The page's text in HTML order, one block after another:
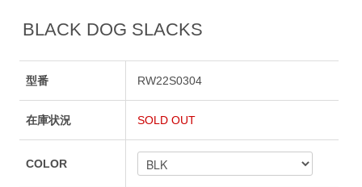
BLACK DOG SLACKS
型番 RW22S0304
在庫状況 SOLD OUT
COLOR